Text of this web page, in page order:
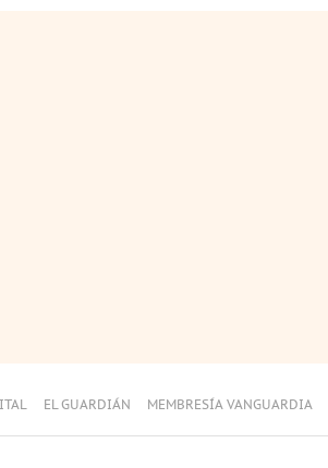
EL GUARDIÁN MEMBRESÍA VANGUARDIA